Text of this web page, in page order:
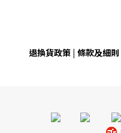
退換貨政策 | 條款及細則